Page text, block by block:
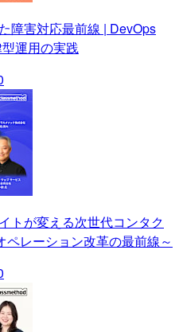
障害対応最前線 | DevOps
運用の実践
トが変える次世代コンタク
ペレーション改革の最前線～